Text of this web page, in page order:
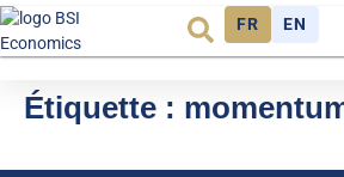
FR EN
Étiquette :